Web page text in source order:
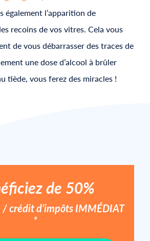
également l’apparition de
recoins de vos vitres. Cela vous
de vous débarrasser des traces de
une dose d’alcool à brûler
tiède, vous ferez des miracles !
de 50%
crédit d’impôts IMMÉDIAT
*